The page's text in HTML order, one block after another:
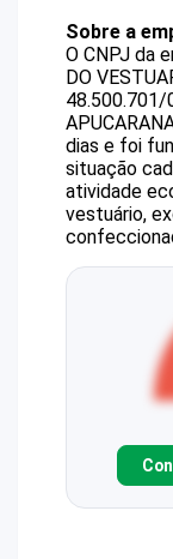
Sobre a
O CNPJ da
DO
48.500.701/
dias e foi
situação
atividade
vestuário,